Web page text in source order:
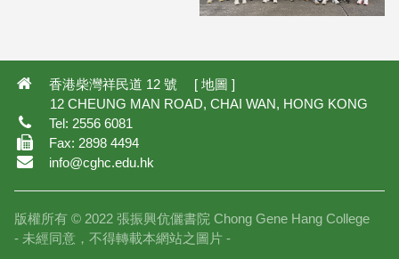
香港柴灣祥民道 12 號 [ 地圖]
12 CHEUNG MAN ROAD, CHAI WAN, HONG KONG
Tel: 2556 6081
Fax: 2898 4494
info@cghc.edu.hk
版權所有 © 2022 張振興伉儷書院 Chong Gene Hang College
- 未經同意，不得轉載本網站之圖片 -